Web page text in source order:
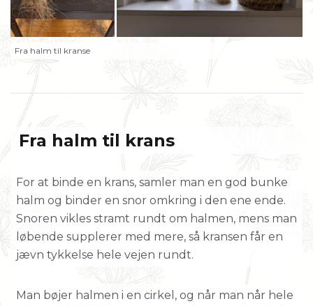
Fra halm til kranse
Fra halm til krans
For at binde en krans, samler man en god bunke
halm og binder en snor omkring i den ene ende.
Snoren vikles stramt rundt om halmen, mens man
løbende supplerer med mere, så kransen får en
jævn tykkelse hele vejen rundt.
Man bøjer halmen i en cirkel, og når man når hele